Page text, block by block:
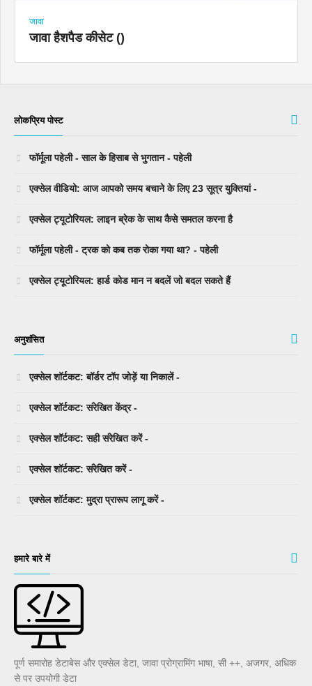
जावा
जावा हैशपैड कीसेट ()
लोकप्रिय पोस्ट
फॉर्मूला पहेली - साल के हिसाब से भुगतान - पहेली
एक्सेल वीडियो: आज आपको समय बचाने के लिए 23 सूत्र युक्तियां -
एक्सेल ट्यूटोरियल: लाइन ब्रेक के साथ कैसे समतल करना है
फॉर्मूला पहेली - ट्रक को कब तक रोका गया था? - पहेली
एक्सेल ट्यूटोरियल: हार्ड कोड मान न बदलें जो बदल सकते हैं
अनुशंसित
एक्सेल शॉर्टकट: बॉर्डर टॉप जोड़ें या निकालें -
एक्सेल शॉर्टकट: संरेखित केंद्र -
एक्सेल शॉर्टकट: सही संरेखित करें -
एक्सेल शॉर्टकट: संरेखित करें -
एक्सेल शॉर्टकट: मुद्रा प्रारूप लागू करें -
हमारे बारे में
पूर्ण समारोह डेटाबेस और एक्सेल डेटा, जावा प्रोग्रामिंग भाषा, सी ++, अजगर, अधिक
से पर उपयोगी डेटा